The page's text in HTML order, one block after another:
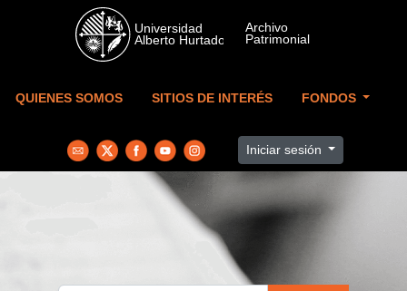
Skip to main content
QUIENES SOMOS SITIOS DE INTERÉS FONDOS
Iniciar sesión